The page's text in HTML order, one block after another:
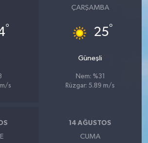
°
s
ÇARŞAMBA
25°
Güneşli
Nem: %31
Rüzgar: 5.89 m/s
14 AĞUSTOS
CUMA